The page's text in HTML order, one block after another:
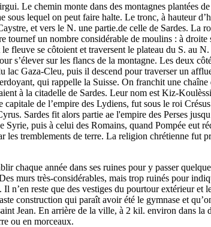
Le chemin monte dans des montagnes plantées
lequel on peut faire halte. Le tronc, à hauteur
et vers le N. une partie.de celle de Sardes. La
tournef un nombre considérable de moulins : à droite
fleuve se côtoient et traversent le plateau du S. au
s’élever sur les flancs de la montagne. Les deux
lac Gaza-Cleu, puis il descend pour traverser un
qui rappelle la Suisse. On franchit une
à la citadelle de Sardes. Leur nom est Kiz-
de l’empire des Lydiens, fut sous le roi
Sardes fit alors partie ae l'empire des Perses
puis à celui des Romains, quand Pompée eut
tremblements de terre. La religion chrétienne fut
chaque année dans ses ruines pour y passer
murs très-considérables, mais trop ruinés pour
n’en reste que des vestiges du pourtour extérieur et
construction qui paraît avoir été le gymnase et
Jean. En arrière de la ville, à 2 kil. environ dans
ou en morceaux.